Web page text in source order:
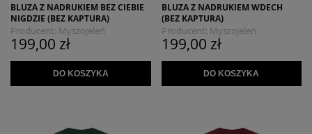
BLUZA Z NADRUKIEM BEZ CIEBIE
NIGDZIE (BEZ KAPTURA)
Producent: Myszojeleń
199,00 zł
DO KOSZYKA
BLUZA Z NADRUKIEM WDECH
(BEZ KAPTURA)
Producent: Myszojeleń
199,00 zł
DO KOSZYKA